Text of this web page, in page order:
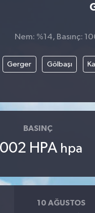
Nem: %14, Basınç:
Gerger Gölbaşı
BASINÇ
HPA hpa
10 AĞUSTOS